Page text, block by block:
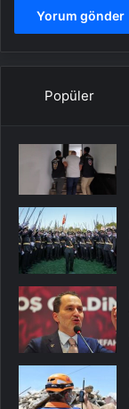
Popüler